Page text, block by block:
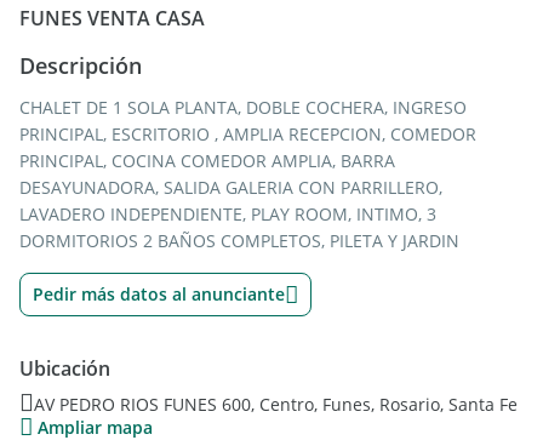
FUNES VENTA CASA
Descripción
CHALET DE 1 SOLA PLANTA, DOBLE COCHERA, INGRESO
PRINCIPAL, ESCRITORIO , AMPLIA RECEPCION, COMEDOR
PRINCIPAL, COCINA COMEDOR AMPLIA, BARRA
DESAYUNADORA, SALIDA GALERIA CON PARRILLERO,
LAVADERO INDEPENDIENTE, PLAY ROOM, INTIMO, 3
DORMITORIOS 2 BAÑOS COMPLETOS, PILETA Y JARDIN
Pedir más datos al anunciante
Ubicación
AV PEDRO RIOS FUNES 600, Centro, Funes, Rosario, Santa Fe
Ampliar mapa